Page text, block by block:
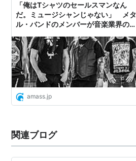
「俺はTシャツのセールスマンなん
だ。ミュージシャンじゃない」 メタ
ル・バンドのメンバーが音楽業界の現
amass.jp
関連ブログ